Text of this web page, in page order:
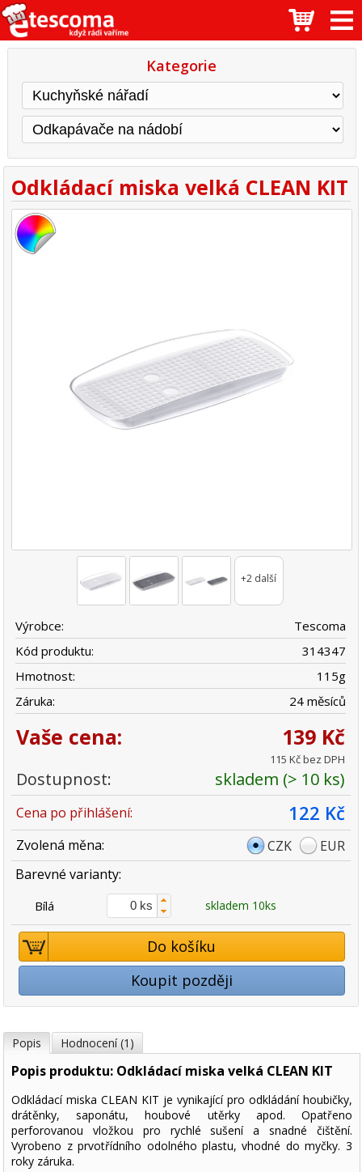
Kategorie
Odkládací miska velká CLEAN KIT
+2 další
Výrobce:
Tescoma
Kód produktu:
314347
Hmotnost:
115g
Záruka:
24 měsíců
Vaše cena: 139 Kč
115 Kč bez DPH
Dostupnost: skladem (> 10 ks)
Cena po přihlášení: 122 Kč
Zvolená měna: CZK
EUR
Barevné varianty:
Bílá skladem 10ks
Do košíku
Koupit později
Popis Hodnocení (1)
Popis produktu: Odkládací miska velká CLEAN KIT
Odkládací miska CLEAN KIT je vynikající pro odkládání houbičky,
drátěnky, saponátu, houbové utěrky apod. Opatřeno
perforovanou vložkou pro rychlé sušení a snadné čištění.
Vyrobeno z prvotřídního odolného plastu, vhodné do myčky. 3
roky záruka.